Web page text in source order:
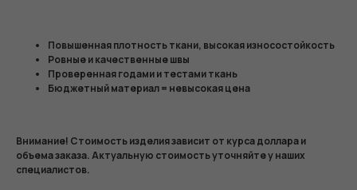
Повышенная плотность ткани, высокая износостойкость
Ровные и качественные швы
Проверенная годами и тестами ткань
Бюджетный материал = невысокая цена
Внимание! Стоимость изделия зависит от курса доллара и
объема заказа. Актуальную стоимость уточняйте у наших
специалистов.